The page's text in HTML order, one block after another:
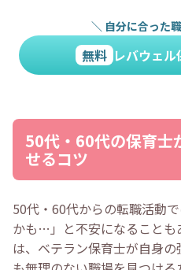
＼ 自分に合った
無料 レバウェ
50代・60代の保育士
せるコツ
50代・60代からの転職活動
かも…」と不安になることも
は、ベテラン保育士が自身の